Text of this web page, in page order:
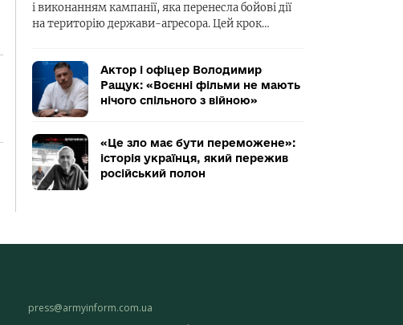
і виконанням кампанії, яка перенесла бойові дії
на територію держави-агресора. Цей крок…
Актор і офіцер Володимир
Ращук: «Воєнні фільми не мають
нічого спільного з війною»
«Це зло має бути переможене»:
історія українця, який пережив
російський полон
press@armyinform.com.ua